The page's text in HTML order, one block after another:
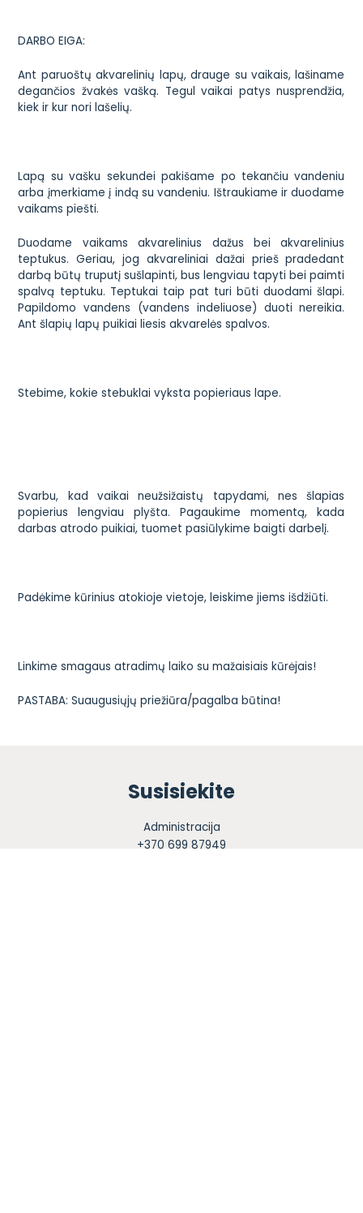
DARBO EIGA:
Ant paruoštų akvarelinių lapų, drauge su vaikais, lašiname
degančios žvakės vašką. Tegul vaikai patys nusprendžia,
kiek ir kur nori lašelių.
Lapą su vašku sekundei pakišame po tekančiu vandeniu
arba įmerkiame į indą su vandeniu. Ištraukiame ir duodame
vaikams piešti.
Duodame vaikams akvarelinius dažus bei akvarelinius
teptukus. Geriau, jog akvareliniai dažai prieš pradedant
darbą būtų truputį sušlapinti, bus lengviau tapyti bei paimti
spalvą teptuku. Teptukai taip pat turi būti duodami šlapi.
Papildomo vandens (vandens indeliuose) duoti nereikia.
Ant šlapių lapų puikiai liesis akvarelės spalvos.
Stebime, kokie stebuklai vyksta popieriaus lape.
Svarbu, kad vaikai neužsižaistų tapydami, nes šlapias
popierius lengviau plyšta. Pagaukime momentą, kada
darbas atrodo puikiai, tuomet pasiūlykime baigti darbelį.
Padėkime kūrinius atokioje vietoje, leiskime jiems išdžiūti.
Linkime smagaus atradimų laiko su mažaisiais kūrėjais!
PASTABA: Suaugusiųjų priežiūra/pagalba būtina!
Susisiekite
Administracija
+370 699 87949